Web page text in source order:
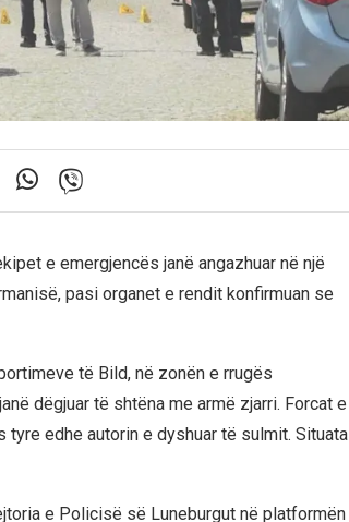
e emergjencës janë angazhuar në një
pasi organet e rendit konfirmuan se
të Bild, në zonën e rrugës
dëgjuar të shtëna me armë zjarri. Forcat e
tyre edhe autorin e dyshuar të sulmit. Situata
e Policisë së Luneburgut në platformën